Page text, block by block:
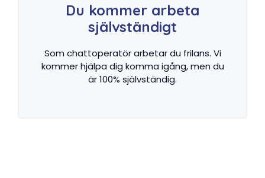
Du kommer arbeta
självständigt
Som chattoperatör arbetar du frilans. Vi
kommer hjälpa dig komma igång, men du
är 100% självständig.